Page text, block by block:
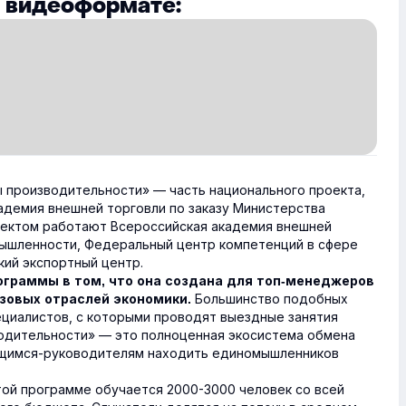
видеоформате:
— часть национального проекта,
внешней торговли по заказу Министерства
работают Всероссийская академия внешней
Федеральный центр компетенций в сфере
экспортный центр.
в том, что она создана для топ-менеджеров
отраслей экономики. Большинство подобных
с которыми проводят выездные занятия
— это полноценная экосистема обмена
руководителям находить единомышленников
программе обучается 2000-3000 человек со всей